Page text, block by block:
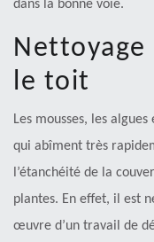
dans la bonne voie.
Nettoyage
le toit
Les mousses, les
qui abîment très
l’étanchéité de la
plantes. En effet, il est
œuvre d’un travail de